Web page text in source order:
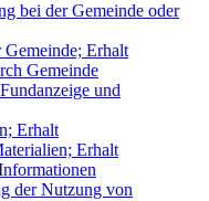
bei der Gemeinde oder
Erhalt
Gemeinde
und
Erhalt
Erhalt
der Nutzung von